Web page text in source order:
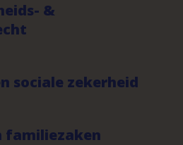
&
sociale zekerheid
familiezaken